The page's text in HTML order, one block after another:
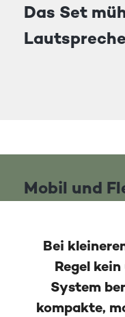
Das Set
Mobil und
Bei
Regel
System
kompakte,